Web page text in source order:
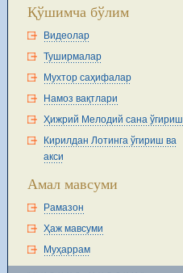
Қўшимча бўлим
Видеолар
Туширмалар
Мухтор саҳифалар
Намоз вақтлари
Ҳижрий Мелодий сана ўгириш
Кирилдан Лотинга ўгириш ва
акси
Амал мавсуми
Рамазон
Ҳаж мавсуми
Муҳаррам